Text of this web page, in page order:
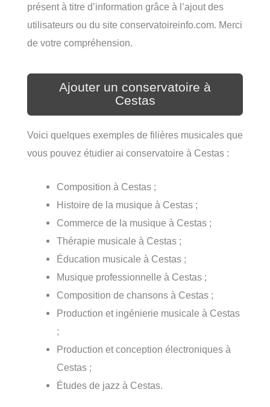
présent à titre d’information grâce à l’ajout des
utilisateurs ou du site conservatoireinfo.com. Merci
de votre compréhension.
Ajouter un conservatoire à
Cestas
Voici quelques exemples de filières musicales que
vous pouvez étudier ai conservatoire à Cestas :
Composition à Cestas ;
Histoire de la musique à Cestas ;
Commerce de la musique à Cestas ;
Thérapie musicale à Cestas ;
Éducation musicale à Cestas ;
Musique professionnelle à Cestas ;
Composition de chansons à Cestas ;
Production et ingénierie musicale à Cestas
;
Production et conception électroniques à
Cestas ;
Études de jazz à Cestas.